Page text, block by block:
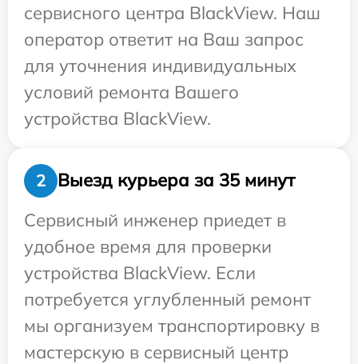
сервисного центра BlackView. Наш
оператор ответит на Ваш запрос
для уточнения индивидуальных
условий ремонта Вашего
устройства BlackView.
2
Выезд курьера за 35 минут
Сервисный инженер приедет в
удобное время для проверки
устройства BlackView. Если
потребуется углубленный ремонт
мы организуем транспортировку в
мастерскую в сервисный центр